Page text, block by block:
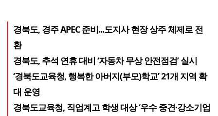
경북도, 경주 APEC 준비...도지사 현장 상주 체제로 전
환
경북도, 추석 연휴 대비 ‘자동차 무상 안전점검’ 실시
‘경북도교육청, 행복한 아버지(부모)학교’ 21개 지역 확
대 운영
경북도교육청, 직업계고 학생 대상 ‘우수 중견·강소기업